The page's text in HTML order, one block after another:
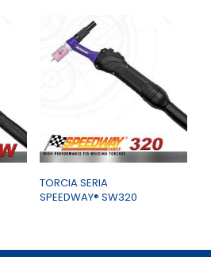
TORCIA SERIA
SPEEDWAY® SW320